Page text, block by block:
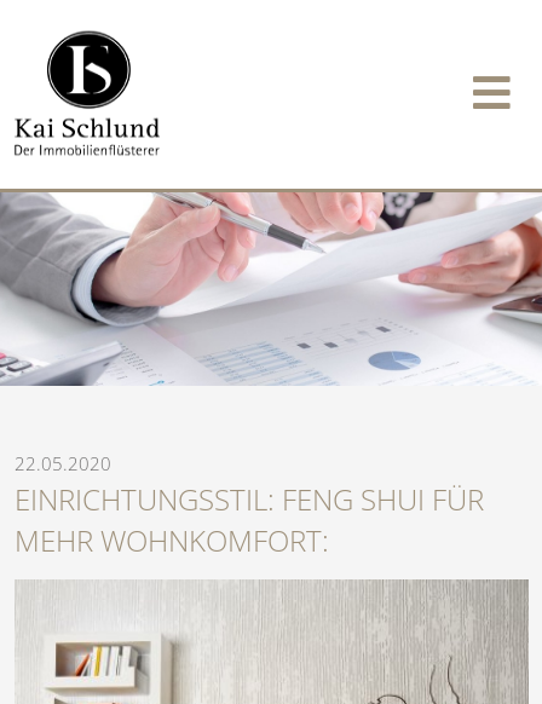
22.05.2020
EINRICHTUNGSSTIL: FENG SHUI FÜR
MEHR WOHNKOMFORT: